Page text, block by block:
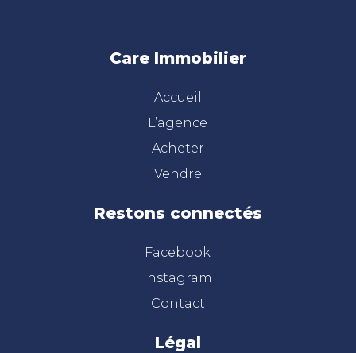
Care Immobilier
Accueil
L’agence
Acheter
Vendre
Restons connectés
Facebook
Instagram
Contact
Légal